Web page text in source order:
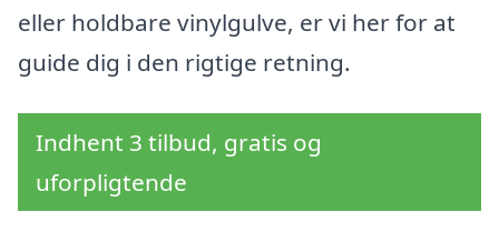
eller holdbare vinylgulve, er vi her for at
guide dig i den rigtige retning.
Indhent 3 tilbud, gratis og
uforpligtende